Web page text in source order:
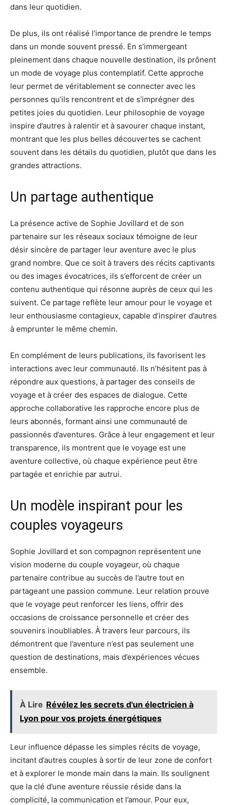
dans leur quotidien.
De plus, ils ont réalisé l’importance de prendre le temps
dans un monde souvent pressé. En s’immergeant
pleinement dans chaque nouvelle destination, ils prônent
un mode de voyage plus contemplatif. Cette approche
leur permet de véritablement se connecter avec les
personnes qu’ils rencontrent et de s’imprégner des
petites joies du quotidien. Leur philosophie de voyage
inspire d’autres à ralentir et à savourer chaque instant,
montrant que les plus belles découvertes se cachent
souvent dans les détails du quotidien, plutôt que dans les
grandes attractions.
Un partage authentique
La présence active de Sophie Jovillard et de son
partenaire sur les réseaux sociaux témoigne de leur
désir sincère de partager leur aventure avec le plus
grand nombre. Que ce soit à travers des récits captivants
ou des images évocatrices, ils s’efforcent de créer un
contenu authentique qui résonne auprès de ceux qui les
suivent. Ce partage reflète leur amour pour le voyage et
leur enthousiasme contagieux, capable d’inspirer d’autres
à emprunter le même chemin.
En complément de leurs publications, ils favorisent les
interactions avec leur communauté. Ils n’hésitent pas à
répondre aux questions, à partager des conseils de
voyage et à créer des espaces de dialogue. Cette
approche collaborative les rapproche encore plus de
leurs abonnés, formant ainsi une communauté de
passionnés d’aventures. Grâce à leur engagement et leur
transparence, ils montrent que le voyage est une
aventure collective, où chaque expérience peut être
partagée et enrichie par autrui.
Un modèle inspirant pour les
couples voyageurs
Sophie Jovillard et son compagnon représentent une
vision moderne du couple voyageur, où chaque
partenaire contribue au succès de l’autre tout en
partageant une passion commune. Leur relation prouve
que le voyage peut renforcer les liens, offrir des
occasions de croissance personnelle et créer des
souvenirs inoubliables. À travers leur parcours, ils
démontrent que l’aventure n’est pas seulement une
question de destinations, mais d’expériences vécues
ensemble.
À Lire Révélez les secrets d'un électricien à
Lyon pour vos projets énergétiques
Leur influence dépasse les simples récits de voyage,
incitant d’autres couples à sortir de leur zone de confort
et à explorer le monde main dans la main. Ils soulignent
que la clé d’une aventure réussie réside dans la
complicité, la communication et l’amour. Pour eux,